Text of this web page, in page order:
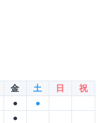
金 土 日
祝
●
●
●